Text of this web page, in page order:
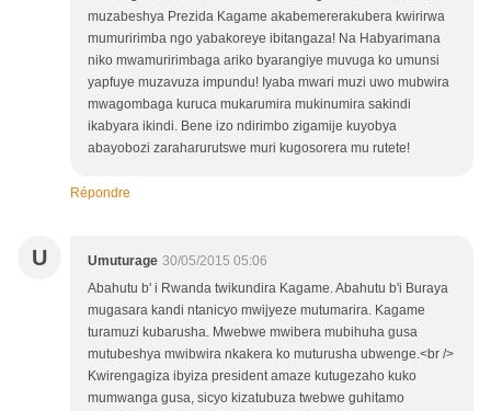
muzabeshya Prezida Kagame akabemererakubera kwirirwa
mumuririmba ngo yabakoreye ibitangaza! Na Habyarimana
niko mwamuririmbaga ariko byarangiye muvuga ko umunsi
yapfuye muzavuza impundu! Iyaba mwari muzi uwo mubwira
mwagombaga kuruca mukarumira mukinumira sakindi
ikabyara ikindi. Bene izo ndirimbo zigamije kuyobya
abayobozi zaraharurutswe muri kugosorera mu rutete!
Répondre
U Umuturage 30/05/2015 05:06
Abahutu b' i Rwanda twikundira Kagame. Abahutu b'i Buraya
mugasara kandi ntanicyo mwijyeze mutumarira. Kagame
turamuzi kubarusha. Mwebwe mwibera mubihuha gusa
mutubeshya mwibwira nkakera ko muturusha ubwenge.<br />
Kwirengagiza ibyiza president amaze kutugezaho kuko
mumwanga gusa, sicyo kizatubuza twebwe guhitamo